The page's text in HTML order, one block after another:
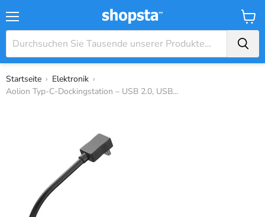
Startseite › Elektronik ›
Aolion Typ-C-Dockingstation – USB 2.0, USB...